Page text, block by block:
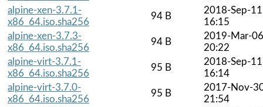
alpine-xen-3.7.1-
x86_64.iso.sha256
94 B
2018-Sep-11
16:15
alpine-xen-3.7.3-
x86_64.iso.sha256
94 B
2019-Mar-06
20:22
alpine-virt-3.7.1-
x86_64.iso.sha256
95 B
2018-Sep-11
16:14
alpine-virt-3.7.0-
x86_64.iso.sha256
95 B
2017-Nov-
21:54